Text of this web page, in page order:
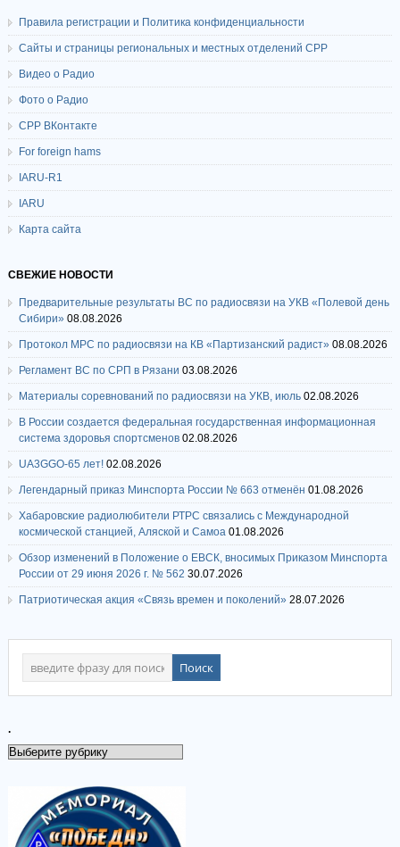
Правила регистрации и Политика конфиденциальности
Сайты и страницы региональных и местных отделений СРР
Видео о Радио
Фото о Радио
СРР ВКонтакте
For foreign hams
IARU-R1
IARU
Карта сайта
СВЕЖИЕ НОВОСТИ
Предварительные результаты ВС по радиосвязи на УКВ «Полевой день
Сибири» 08.08.2026
Протокол МРС по радиосвязи на КВ «Партизанский радист» 08.08.2026
Регламент ВС по СРП в Рязани 03.08.2026
Материалы соревнований по радиосвязи на УКВ, июль 02.08.2026
В России создается федеральная государственная информационная
система здоровья спортсменов 02.08.2026
UA3GGO-65 лет! 02.08.2026
Легендарный приказ Минспорта России № 663 отменён 01.08.2026
Хабаровские радиолюбители РТРС связались с Международной
космической станцией, Аляской и Самоа 01.08.2026
Обзор изменений в Положение о ЕВСК, вносимых Приказом Минспорта
России от 29 июня 2026 г. № 562 30.07.2026
Патриотическая акция «Связь времен и поколений» 28.07.2026
.